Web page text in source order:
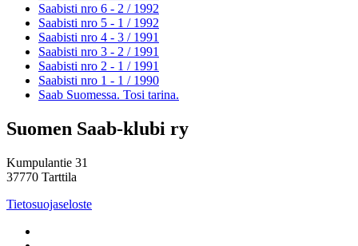
Saabisti nro 6 - 2 / 1992
Saabisti nro 5 - 1 / 1992
Saabisti nro 4 - 3 / 1991
Saabisti nro 3 - 2 / 1991
Saabisti nro 2 - 1 / 1991
Saabisti nro 1 - 1 / 1990
Saab Suomessa. Tosi tarina.
Suomen Saab-klubi ry
Kumpulantie 31
37770 Tarttila
Tietosuojaseloste